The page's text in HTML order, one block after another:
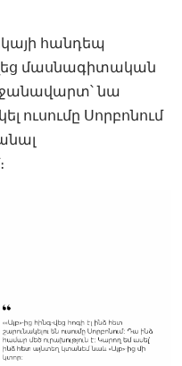
հանդեպ
մասնագիտական
նա
ուսումը Սորբոնում